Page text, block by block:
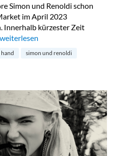
Simon und Renoldi schon
im April 2023
Innerhalb kürzester Zeit
„Preloved Market by Simon &
weiterlesen
simon und renoldi